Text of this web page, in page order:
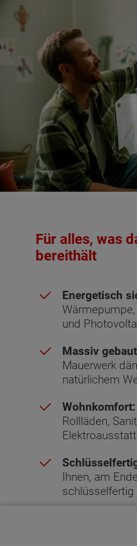
Für alles, was
bereithält
Energetisch
und
Massiv
Mauerwerk
natürlichem
Wohnkomfort:
Rollläden,
Ihnen, am
schlüsselfertig
Schutzbrief